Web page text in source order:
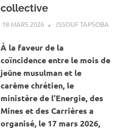
collective
18 MARS 2026 ISSOUF TAPSOBA
À la faveur de la
coïncidence entre le mois de
jeûne musulman et le
carême chrétien, le
ministère de l’Energie, des
Mines et des Carrières a
organisé, le 17 mars 2026,